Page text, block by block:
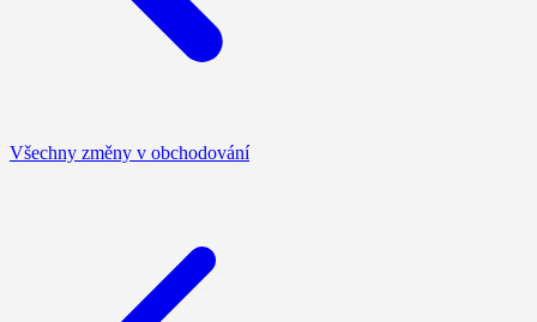
Všechny změny v obchodování